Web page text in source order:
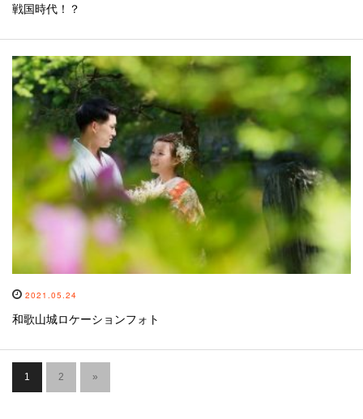
戦国時代！？
2021.05.24
和歌山城ロケーションフォト
1 2 »